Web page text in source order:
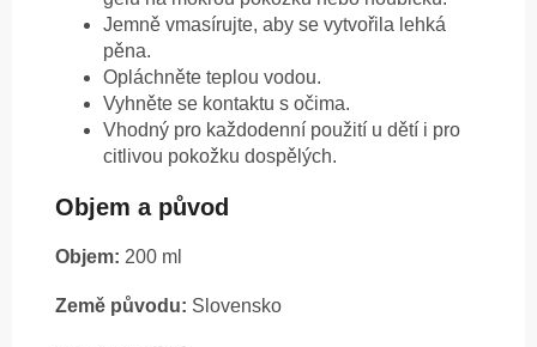
Jemně vmasírujte, aby se vytvořila lehká
pěna.
Opláchněte teplou vodou.
Vyhněte se kontaktu s očima.
Vhodný pro každodenní použití u dětí i pro
citlivou pokožku dospělých.
Objem a původ
Objem: 200 ml
Země původu: Slovensko